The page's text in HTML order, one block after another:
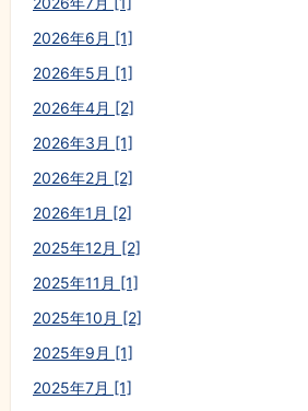
2026年6月 [1]
2026年5月 [1]
2026年4月 [2]
2026年3月 [1]
2026年2月 [2]
2026年1月 [2]
2025年12月 [2]
2025年11月 [1]
2025年10月 [2]
2025年9月 [1]
2025年7月 [1]